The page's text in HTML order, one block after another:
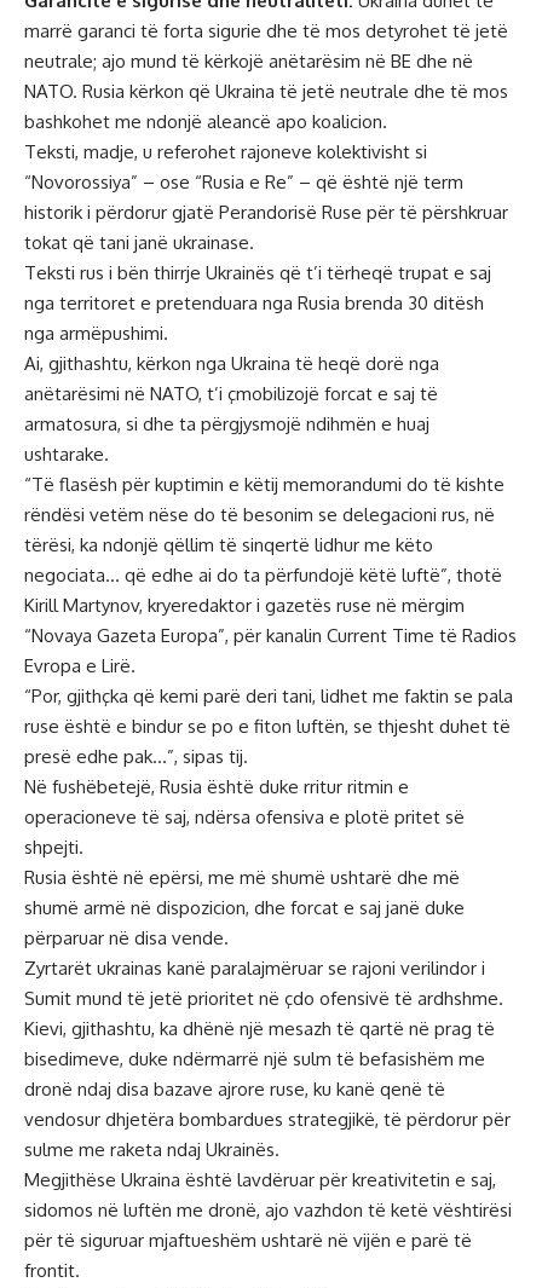
marrë garanci të forta sigurie dhe të mos detyrohet të jetë
neutrale; ajo mund të kërkojë anëtarësim në BE dhe në
NATO. Rusia kërkon që Ukraina të jetë neutrale dhe të mos
bashkohet me ndonjë aleancë apo koalicion.
Teksti, madje, u referohet rajoneve kolektivisht si
“Novorossiya” – ose “Rusia e Re” – që është një term
historik i përdorur gjatë Perandorisë Ruse për të përshkruar
tokat që tani janë ukrainase.
Teksti rus i bën thirrje Ukrainës që t’i tërheqë trupat e saj
nga territoret e pretenduara nga Rusia brenda 30 ditësh
nga armëpushimi.
Ai, gjithashtu, kërkon nga Ukraina të heqë dorë nga
anëtarësimi në NATO, t’i çmobilizojë forcat e saj të
armatosura, si dhe ta përgjysmojë ndihmën e huaj
ushtarake.
“Të flasësh për kuptimin e këtij memorandumi do të kishte
rëndësi vetëm nëse do të besonim se delegacioni rus, në
tërësi, ka ndonjë qëllim të sinqertë lidhur me këto
negociata… që edhe ai do ta përfundojë këtë luftë”, thotë
Kirill Martynov, kryeredaktor i gazetës ruse në mërgim
“Novaya Gazeta Europa”, për kanalin Current Time të Radios
Evropa e Lirë.
“Por, gjithçka që kemi parë deri tani, lidhet me faktin se pala
ruse është e bindur se po e fiton luftën, se thjesht duhet të
presë edhe pak…”, sipas tij.
Në fushëbetejë, Rusia është duke rritur ritmin e
operacioneve të saj, ndërsa ofensiva e plotë pritet së
shpejti.
Rusia është në epërsi, me më shumë ushtarë dhe më
shumë armë në dispozicion, dhe forcat e saj janë duke
përparuar në disa vende.
Zyrtarët ukrainas kanë paralajmëruar se rajoni verilindor i
Sumit mund të jetë prioritet në çdo ofensivë të ardhshme.
Kievi, gjithashtu, ka dhënë një mesazh të qartë në prag të
bisedimeve, duke ndërmarrë një sulm të befasishëm me
dronë ndaj disa bazave ajrore ruse, ku kanë qenë të
vendosur dhjetëra bombardues strategjikë, të përdorur për
sulme me raketa ndaj Ukrainës.
Megjithëse Ukraina është lavdëruar për kreativitetin e saj,
sidomos në luftën me dronë, ajo vazhdon të ketë vështirësi
për të siguruar mjaftueshëm ushtarë në vijën e parë të
frontit.